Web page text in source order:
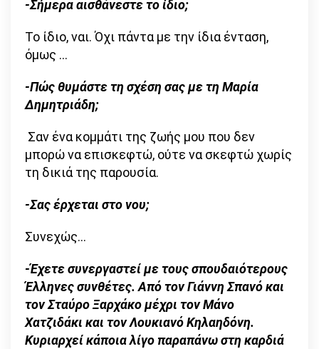
-Σήμερα αισθάνεστε το ίδιο;
Το ίδιο, ναι. Όχι πάντα με την ίδια ένταση,
όμως …
-Πώς θυμάστε τη σχέση σας με τη Μαρία
Δημητριάδη;
Σαν ένα κομμάτι της ζωής μου που δεν
μπορώ να επισκεφτώ, ούτε να σκεφτώ χωρίς
τη δικιά της παρουσία.
-Σας έρχεται στο νου;
Συνεχώς…
-Έχετε συνεργαστεί με τους σπουδαιότερους
Έλληνες συνθέτες. Από τον Γιάννη Σπανό και
τον Σταύρο Ξαρχάκο μέχρι τον Μάνο
Χατζιδάκι και τον Λουκιανό Κηλαηδόνη.
Κυριαρχεί κάποια λίγο παραπάνω στη καρδιά